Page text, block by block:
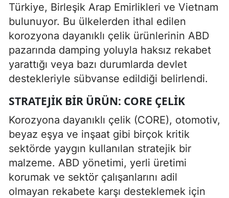
Türkiye, Birleşik Arap Emirlikleri ve Vietnam
bulunuyor. Bu ülkelerden ithal edilen
korozyona dayanıklı çelik ürünlerinin ABD
pazarında damping yoluyla haksız rekabet
yarattığı veya bazı durumlarda devlet
destekleriyle sübvanse edildiği belirlendi.
STRATEJIK BIR ÜRÜN: CORE ÇELIK
Korozyona dayanıklı çelik (CORE), otomotiv,
beyaz eşya ve inşaat gibi birçok kritik
sektörde yaygın kullanılan stratejik bir
malzeme. ABD yönetimi, yerli üretimi
korumak ve sektör çalışanlarını adil
olmayan rekabete karşı desteklemek için